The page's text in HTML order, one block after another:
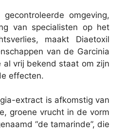
omgeving,
van specialisten op het
maakt Diaetoxil
van de Garcinia
al vrij bekend staat om zijn
effecten.
extract is afkomstig van
groene vrucht in de vorm
“de tamarinde”, die